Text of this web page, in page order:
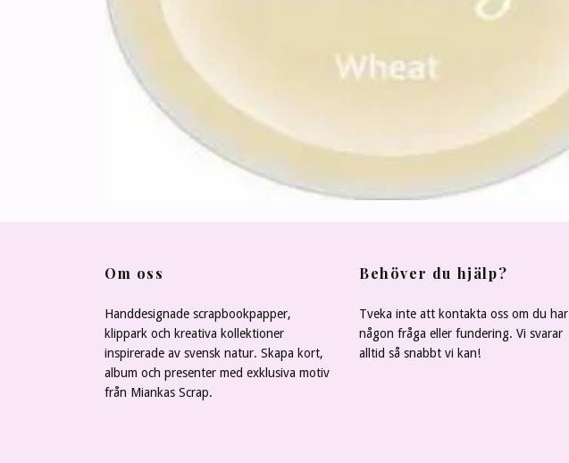
Om oss
Handdesignade scrapbookpapper,
klippark och kreativa kollektioner
inspirerade av svensk natur. Skapa kort,
album och presenter med exklusiva motiv
från Miankas Scrap.
Behöver du hjälp?
Tveka inte att kontakta oss om du har
någon fråga eller fundering. Vi svarar
alltid så snabbt vi kan!